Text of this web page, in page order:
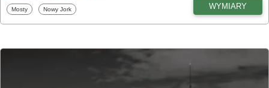
Fototapety
Mosty Fototapety
Nowy Jork WYMIARY